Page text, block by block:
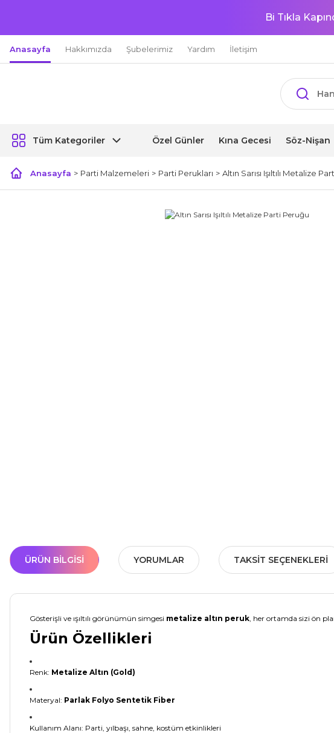
Bi Tıkla
Anasayfa Hakkımızda Şubelerimiz Yardım İletişim
Tüm Kategoriler Özel Günler Kına Gecesi Söz-Nişan
Anasayfa Parti Malzemeleri Parti Perukları Altın Sarısı Işıltılı Metalize
ÜRÜN BILGISI YORUMLAR TAKSIT SEÇENEKLERI
Gösterişli ve ışıltılı görünümün simgesi metalize altın peruk, her ortamda sizi ön
Ürün Özellikleri
Renk: Metalize Altın (Gold)
Materyal: Parlak Folyo Sentetik Fiber
Kullanım Alanı: Parti, yılbaşı, sahne, kostüm etkinlikleri